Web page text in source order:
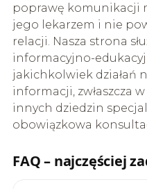
poprawę komunikacji
jego lekarzem i nie
relacji. Nasza strona
informacyjno-
jakichkolwiek działań
informacji, zwłaszcza
innych dziedzin
obowiązkowa
FAQ – najczęściej